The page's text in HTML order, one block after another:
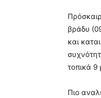
βράδυ
και
τοπικά
Πιο